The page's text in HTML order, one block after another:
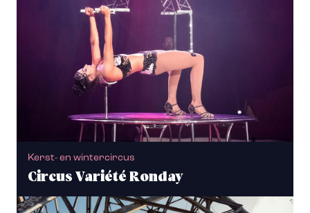
Kerst- en wintercircus
Circus Variété Ronday